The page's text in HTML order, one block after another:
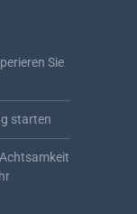
Sie
starten